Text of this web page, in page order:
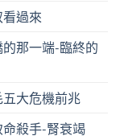
過來
那一端-臨終的
大危機前兆
命殺手-腎衰竭